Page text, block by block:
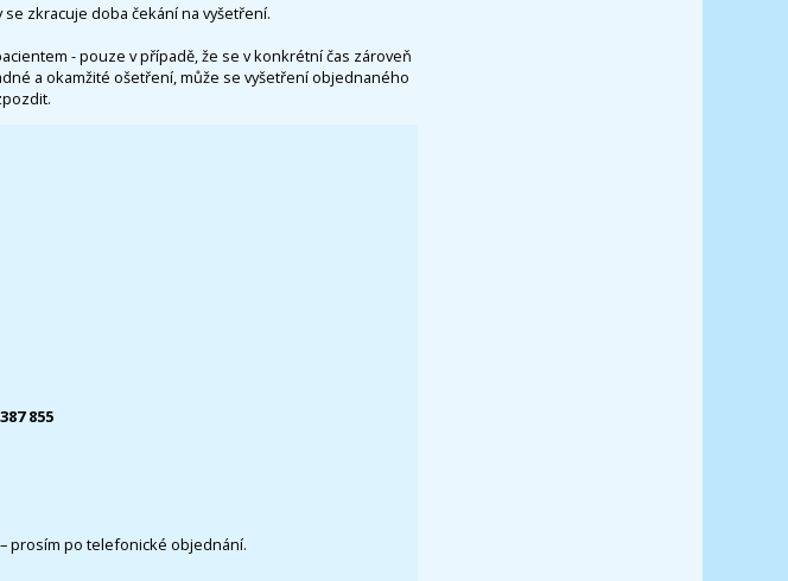
zkracuje doba čekání na vyšetření.
- pouze v případě, že se v konkrétní čas zároveň
a okamžité ošetření, může se vyšetření objednaného
855
prosím po telefonické objednání.